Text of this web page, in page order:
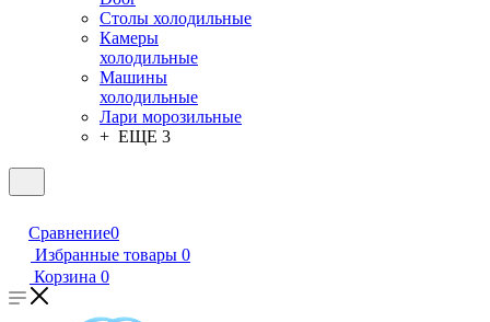
Столы холодильные
Камеры
холодильные
Машины
холодильные
Лари морозильные
+ ЕЩЕ 3
Сравнение0
Избранные товары 0
Корзина 0